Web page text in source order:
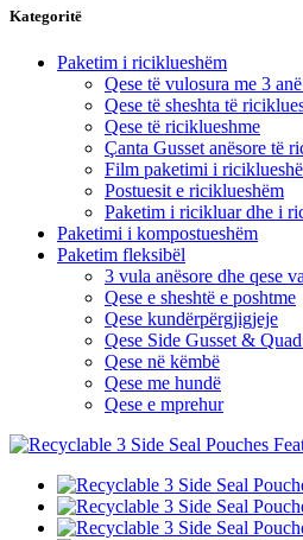
Kategoritë
Paketim i riciklueshëm
Qese të vulosura me 3
Qese të sheshta të
Qese të riciklueshme
Çanta Gusset anësore të
Film paketimi i
Postuesit e riciklueshëm
Paketim i ricikluar dhe i
Paketimi i kompostueshëm
Paketim fleksibël
3 vula anësore dhe qese
Qese e sheshtë e poshtme
Qese kundërpërgjigjeje
Qese Side Gusset &
Qese në këmbë
Qese me hundë
Qese e mprehur